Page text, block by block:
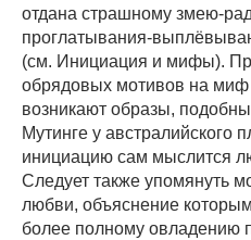
отдана страшному змею-
проглатывания-
(см. Инициация и мифы).
обрядовых мотивов на миф
возникают образы,
Мутинге у австралийского
инициацию сам мыслится
Следует также упомянуть
любви, объяснение
более полному овладению